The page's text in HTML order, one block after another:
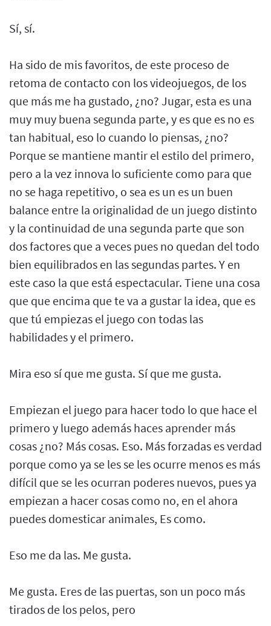
Sí, sí.
Ha sido de mis favoritos, de este proceso de
retoma de contacto con los videojuegos, de los
que más me ha gustado, ¿no? Jugar, esta es una
muy muy buena segunda parte, y es que es no es
tan habitual, eso lo cuando lo piensas, ¿no?
Porque se mantiene mantir el estilo del primero,
pero a la vez innova lo suficiente como para que
no se haga repetitivo, o sea es un es un buen
balance entre la originalidad de un juego distinto
y la continuidad de una segunda parte que son
dos factores que a veces pues no quedan del todo
bien equilibrados en las segundas partes. Y en
este caso la que está espectacular. Tiene una cosa
que que encima que te va a gustar la idea, que es
que tú empiezas el juego con todas las
habilidades y el primero.
Mira eso sí que me gusta. Sí que me gusta.
Empiezan el juego para hacer todo lo que hace el
primero y luego además haces aprender más
cosas ¿no? Más cosas. Eso. Más forzadas es verdad
porque como ya se les se les ocurre menos es más
difícil que se les ocurran poderes nuevos, pues ya
empiezan a hacer cosas como no, en el ahora
puedes domesticar animales, Es como.
Eso me da las. Me gusta.
Me gusta. Eres de las puertas, son un poco más
tirados de los pelos, pero